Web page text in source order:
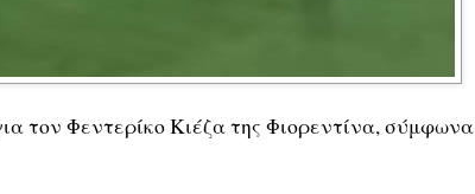
τον Φεντερίκο Κιέζα της Φιορεντίνα, σύμφωνα